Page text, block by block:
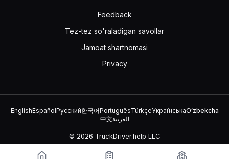
Feedback
Tez-tez so'raladigan savollar
Jamoat shartnomasi
Privacy
EnglishEspañolРусский한국어PortuguêsTürkçeУкраїнськаOʻzbekcha
中文العربية
© 2026 TruckDriver.help LLC
Platforma kompaniyaga tegishli va davlat tashkilotlari bilan aloqasi